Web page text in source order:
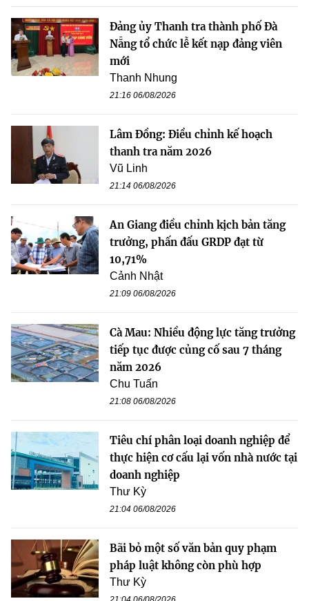
Đảng ủy Thanh tra thành phố Đà
Nẵng tổ chức lễ kết nạp đảng viên
mới
Thanh Nhung
21:16 06/08/2026
Lâm Đồng: Điều chỉnh kế hoạch
thanh tra năm 2026
Vũ Linh
21:14 06/08/2026
An Giang điều chỉnh kịch bản tăng
trưởng, phấn đấu GRDP đạt từ
10,71%
Cảnh Nhật
21:09 06/08/2026
Cà Mau: Nhiều động lực tăng trưởng
tiếp tục được củng cố sau 7 tháng
năm 2026
Chu Tuấn
21:08 06/08/2026
Tiêu chí phân loại doanh nghiệp để
thực hiện cơ cấu lại vốn nhà nước tại
doanh nghiệp
Thư Kỳ
21:04 06/08/2026
Bãi bỏ một số văn bản quy phạm
pháp luật không còn phù hợp
Thư Kỳ